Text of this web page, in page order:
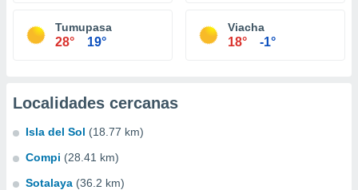
Tumupasa
28° 19°
Viacha
18° -1°
Localidades cercanas
Isla del Sol (18.77 km)
Compi (28.41 km)
Sotalaya (36.2 km)